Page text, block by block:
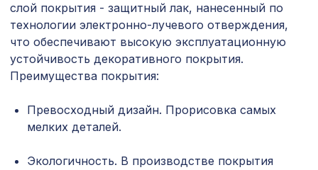
Консоль для архитектурного бруса
135х85мм, шелковое дерево
592 ₽
Перфорированная панель ДЕДАЛО,
2790х1020мм, ХДФ, без отделки
Сальвадор, обои натуральные,
5,5х0,91 м/12
1034 ₽
28, 1030х695мм, ХДФ, клён
слой покрытия - защитный лак, нанесенный по
технологии электронно-лучевого отверждения,
что обеспечивают высокую эксплуатационную
устойчивость декоративного покрытия.
Преимущества покрытия:
Превосходный дизайн. Прорисовка самых
мелких деталей.
Экологичность. В производстве покрытия